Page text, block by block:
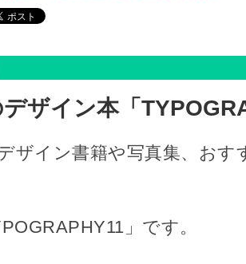
ザイン本「
ザイン書籍や写真集、おす
」です。